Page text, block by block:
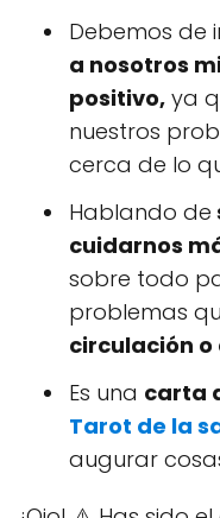
Debemos de
a nosotros
positivo, ya
nuestros
cerca de lo
Hablando de
cuidarnos
sobre todo
problemas
circulación o
Es una carta
Tarot de la
augurar